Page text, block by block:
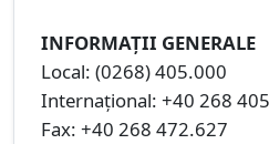
INFORMAȚII GENERALE
Local: (0268) 405.000
Internațional: +40 268
Fax: +40 268 472.627